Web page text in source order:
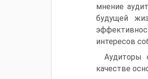
мнение
будущей
интересов
Аудиторы
качестве